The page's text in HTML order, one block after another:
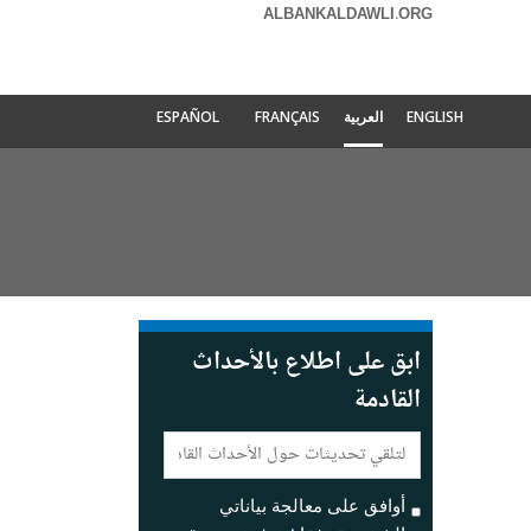
ALBANKALDAWLI.ORG
ENGLISH العربية FRANÇAIS
ESPAÑOL
ابق على اطلاع بالأحداث
القادمة
E-
mail:
أوافق على معالجة بياناتي